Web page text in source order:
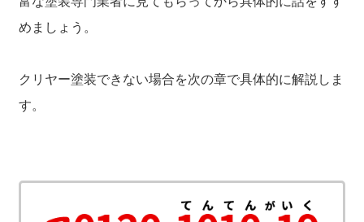
めましょう。
クリヤー塗装できない場合を次の章で具体的に解説しま
す。